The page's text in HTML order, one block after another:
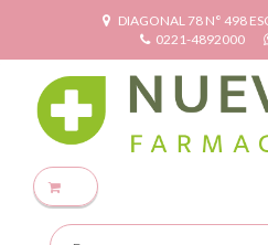
DIAGONAL 78 N° 498
0221-4892000